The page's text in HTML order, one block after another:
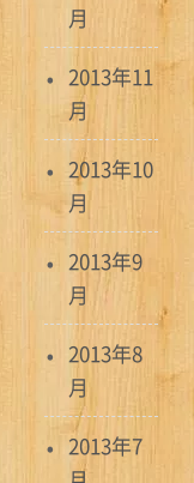
月
2013年11
月
2013年10
月
2013年9
月
2013年8
月
2013年7